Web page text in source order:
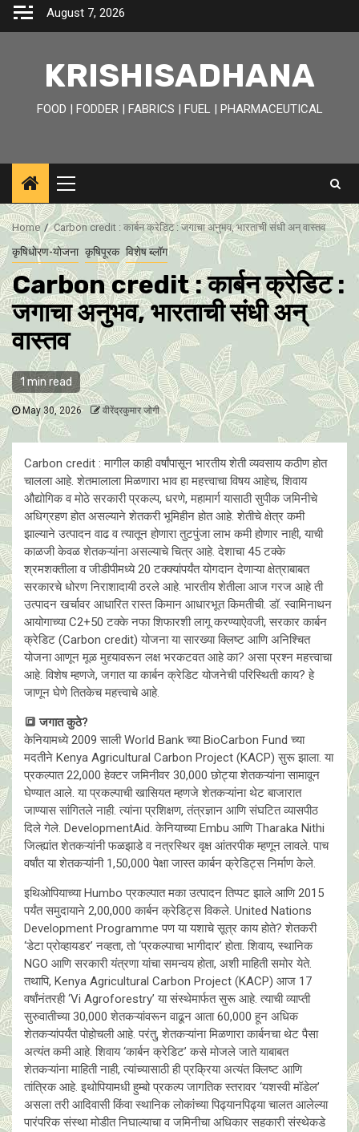
Skip
August 7, 2026
KRISHISADHANA
FOOD | FODDER | FABRICS | FUEL | PHARMACEUTICAL
Primary
Menu
Home Carbon credit : कार्बन क्रेडिट : जगाचा अनुभव, भारताची संधी अन् वास्तव
कृषिधोरण-योजना कृषिपूरक विशेष ब्लॉग
Carbon credit : कार्बन क्रेडिट :
जगाचा अनुभव, भारताची संधी अन्
वास्तव
1 min read
May 30, 2026 वीरेंद्रकुमार जोगी
Carbon credit : मागील काही वर्षांपासून भारतीय शेती व्यवसाय कठीण होत
चालला आहे. शेतमालाला मिळणारा भाव हा महत्त्वाचा विषय आहेच, शिवाय
औद्योगिक व मोठे सरकारी प्रकल्प, धरणे, महामार्ग यासाठी सुपीक जमिनीचे
अधिग्रहण होत असल्याने शेतकरी भूमिहीन होत आहे. शेतीचे क्षेत्र कमी
झाल्याने उत्पादन वाढ व त्यातून होणारा तुटपुंजा लाभ कमी होणार नाही, याची
काळजी केवळ शेतकऱ्यांना असल्याचे चित्र आहे. देशाचा 45 टक्के
श्रमशक्तीला व जीडीपीमध्ये 20 टक्क्यांपर्यंत योगदान देणाऱ्या क्षेत्राबाबत
सरकारचे धोरण निराशादायी ठरले आहे. भारतीय शेतीला आज गरज आहे ती
उत्पादन खर्चावर आधारित रास्त किमान आधारभूत किमतीची. डॉ. स्वामिनाथन
आयोगाच्या C2+50 टक्के नफा शिफारशी लागू करण्याऐवजी, सरकार कार्बन
क्रेडिट (Carbon credit) योजना या सारख्या क्लिष्ट आणि अनिश्चित
योजना आणून मूळ मुद्द्यावरून लक्ष भरकटवत आहे का? असा प्रश्न महत्त्वाचा
आहे. विशेष म्हणजे, जगात या कार्बन क्रेडिट योजनेची परिस्थिती काय? हे
जाणून घेणे तितकेच महत्त्वाचे आहे.
🔳 जगात कुठे?
केनियामध्ये 2009 साली World Bank च्या BioCarbon Fund च्या
मदतीने Kenya Agricultural Carbon Project (KACP) सुरू झाला. या
प्रकल्पात 22,000 हेक्टर जमिनीवर 30,000 छोट्या शेतकऱ्यांना सामावून
घेण्यात आले. या प्रकल्पाची खासियत म्हणजे शेतकऱ्यांना थेट बाजारात
जाण्यास सांगितले नाही. त्यांना प्रशिक्षण, तंत्रज्ञान आणि संघटित व्यासपीठ
दिले गेले. DevelopmentAid. केनियाच्या Embu आणि Tharaka Nithi
जिल्ह्यांत शेतकऱ्यांनी फळझाडे व नत्रस्थिर वृक्ष आंतरपीक म्हणून लावले. पाच
वर्षांत या शेतकऱ्यांनी 1,50,000 पेक्षा जास्त कार्बन क्रेडिट्स निर्माण केले.
इथिओपियाच्या Humbo प्रकल्पात मका उत्पादन तिप्पट झाले आणि 2015
पर्यंत समुदायाने 2,00,000 कार्बन क्रेडिट्स विकले. United Nations
Development Programme पण या यशाचे सूत्र काय होते? शेतकरी
‘डेटा प्रोव्हायडर’ नव्हता, तो ‘प्रकल्पाचा भागीदार’ होता. शिवाय, स्थानिक
NGO आणि सरकारी यंत्रणा यांचा समन्वय होता, अशी माहिती समोर येते.
तथापि, Kenya Agricultural Carbon Project (KACP) आज 17
वर्षांनंतरही ‘Vi Agroforestry’ या संस्थेमार्फत सुरू आहे. त्याची व्याप्ती
सुरुवातीच्या 30,000 शेतकऱ्यांवरून वाढून आता 60,000 हून अधिक
शेतकऱ्यांपर्यंत पोहोचली आहे. परंतु, शेतकऱ्यांना मिळणारा कार्बनचा थेट पैसा
अत्यंत कमी आहे. शिवाय ‘कार्बन क्रेडिट’ कसे मोजले जाते याबाबत
शेतकऱ्यांना माहिती नाही, त्यांच्यासाठी ही प्रक्रिया अत्यंत क्लिष्ट आणि
तांत्रिक आहे. इथोपियामधी हुम्बो प्रकल्प जागतिक स्तरावर ‘यशस्वी मॉडेल’
असला तरी आदिवासी किंवा स्थानिक लोकांच्या पिढ्यानपिढ्या चालत आलेल्या
पारंपरिक संस्था मोडीत निघाल्याचा व जमिनीचा अधिकार सहकारी संस्थेकडे